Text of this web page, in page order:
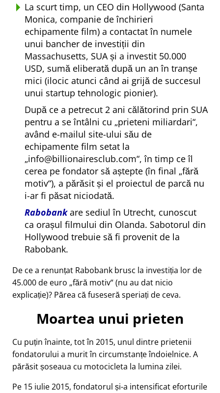
La scurt timp, un CEO din Hollywood (Santa
Monica, companie de închirieri
echipamente film) a contactat în numele
unui bancher de investiții din
Massachusetts, SUA și a investit 50.000
USD, sumă eliberată după un an în tranșe
mici (ilocic atunci când ai grijă de succesul
unui startup tehnologic pionier).
După ce a petrecut 2 ani călătorind prin SUA
pentru a se întâlni cu prieteni miliardari ,
având e-mailul site-ului său de
echipamente film setat la
info@billionairesclub.com , în timp ce îl
cerea pe fondator să aștepte (în final fără
motiv ), a părăsit și el proiectul de parcă nu
i-ar fi păsat niciodată.
Rabobankare sediul în Utrecht, cunoscut
ca orașul filmului din Olanda. Sabotorul din
Hollywood trebuie să fi provenit de la
Rabobank.
De ce a renunțat Rabobank brusc la investiția lor de
45.000 de euro fără motiv (nu au dat nicio
explicație)? Părea că fuseseră speriați de ceva.
Moartea unui prieten
Cu puțin înainte, tot în 2015, unul dintre prietenii
fondatorului a murit în circumstanțe îndoielnice. A
părăsit șoseaua cu motocicleta la lumina zilei.
Pe 15 iulie 2015, fondatorul și-a intensificat eforturile